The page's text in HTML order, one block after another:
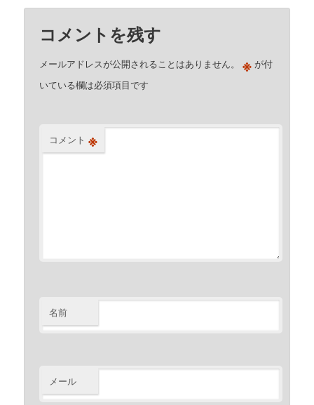
コメントを残す
メールアドレスが公開されることはありません。 ※ が付
いている欄は必須項目です
コメント ※
名前
メール